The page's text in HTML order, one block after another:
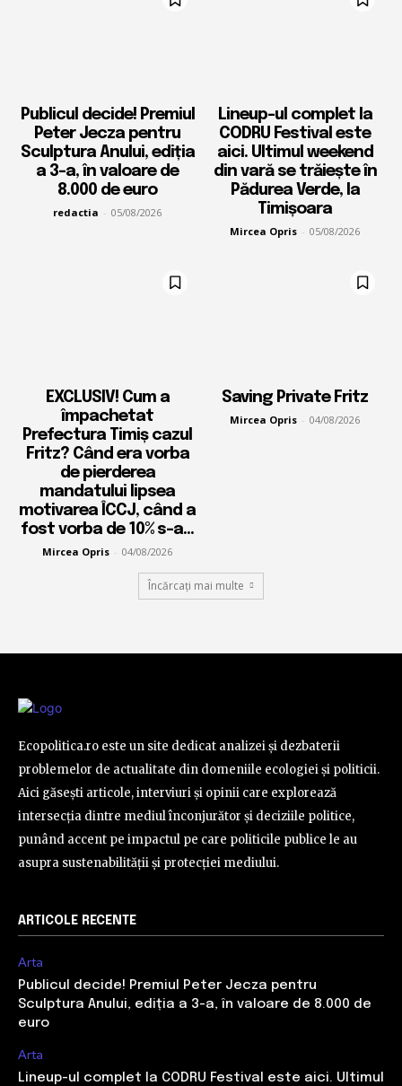
Publicul decide! Premiul
Peter Jecza pentru
Sculptura Anului, ediția
a 3-a, în valoare de
8.000 de euro
redactia - 05/08/2026
Lineup-ul complet la
CODRU Festival este
aici. Ultimul weekend
din vară se trăiește în
Pădurea Verde, la
Timișoara
Mircea Opris - 05/08/2026
EXCLUSIV! Cum a
împachetat
Prefectura Timiș cazul
Fritz? Când era vorba
de pierderea
mandatului lipsea
motivarea ÎCCJ, când a
fost vorba de 10% s-a...
Mircea Opris - 04/08/2026
Saving Private Fritz
Mircea Opris - 04/08/2026
Încărcați mai multe
Ecopolitica.ro este un site dedicat analizei și dezbaterii
problemelor de actualitate din domeniile ecologiei și politicii.
Aici găsești articole, interviuri și opinii care explorează
intersecția dintre mediul înconjurător și deciziile politice,
punând accent pe impactul pe care politicile publice le au
asupra sustenabilității și protecției mediului.
ARTICOLE RECENTE
Arta
Publicul decide! Premiul Peter Jecza pentru
Sculptura Anului, ediția a 3-a, în valoare de 8.000 de
euro
Arta
Lineup-ul complet la CODRU Festival este aici. Ultimul